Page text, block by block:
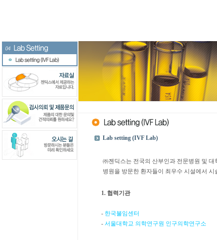
Lab setting (IVF Lab)
㈜젠딕스는 전국의 산부인과 전문병원 및
병원을 방문한 환자들이 최우수 시설에서
1. 협력기관
- 한국불임센터
- 서울대학교 의학연구원 인구의학연구소